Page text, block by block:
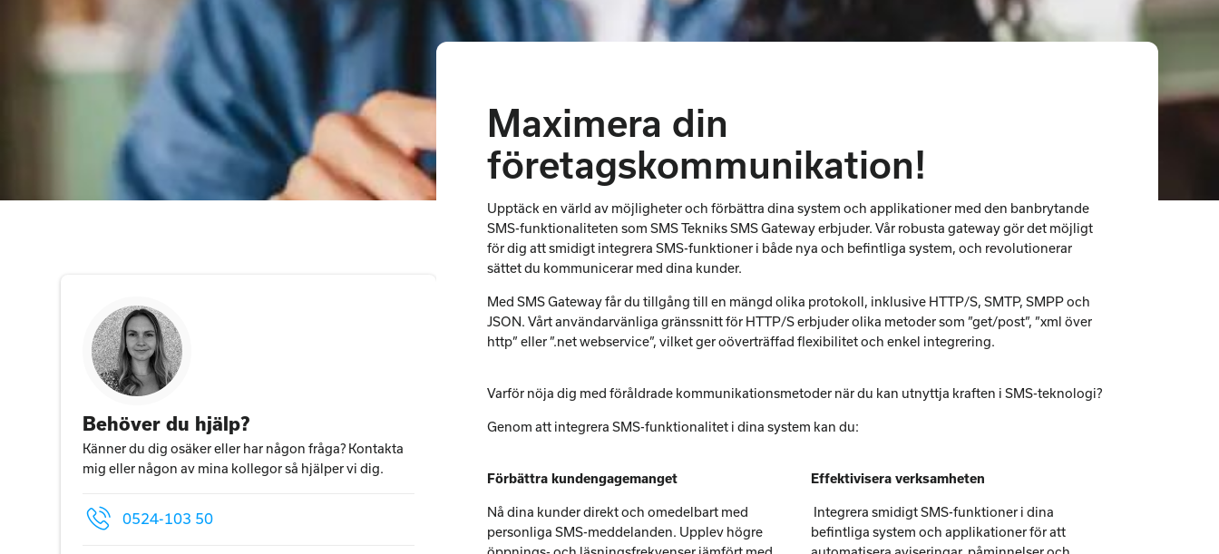
Behöver du hjälp?
Känner du dig osäker eller har någon fråga? Kontakta
mig eller någon av mina kollegor så hjälper vi dig.
0524-103 50
Maximera din
företagskommunikation!
Upptäck en värld av möjligheter och förbättra dina system och applikationer med den banbrytande
SMS-funktionaliteten som SMS Tekniks SMS Gateway erbjuder. Vår robusta gateway gör det möjligt
för dig att smidigt integrera SMS-funktioner i både nya och befintliga system, och revolutionerar
sättet du kommunicerar med dina kunder.
Med SMS Gateway får du tillgång till en mängd olika protokoll, inklusive HTTP/S, SMTP, SMPP och
JSON. Vårt användarvänliga gränssnitt för HTTP/S erbjuder olika metoder som ”get/post”, ”xml över
http” eller ”.net webservice”, vilket ger oöverträffad flexibilitet och enkel integrering.
Varför nöja dig med föråldrade kommunikationsmetoder när du kan utnyttja kraften i SMS-teknologi?
Genom att integrera SMS-funktionalitet i dina system kan du:
Förbättra kundengagemanget
Nå dina kunder direkt och omedelbart med
personliga SMS-meddelanden. Upplev högre
Effektivisera verksamheten
Integrera smidigt SMS-funktioner i dina
befintliga system och applikationer för att